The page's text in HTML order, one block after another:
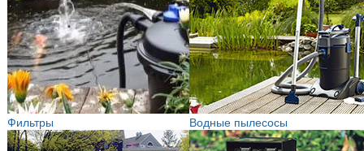
Фильтры Водные пылесосы